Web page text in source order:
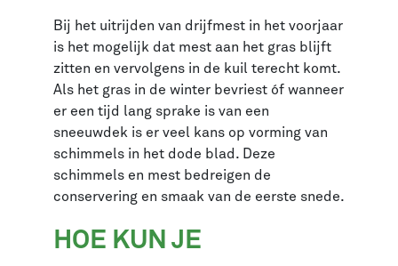
Bij het uitrijden van drijfmest in het voorjaar
is het mogelijk dat mest aan het gras blijft
zitten en vervolgens in de kuil terecht komt.
Als het gras in de winter bevriest óf wanneer
er een tijd lang sprake is van een
sneeuwdek is er veel kans op vorming van
schimmels in het dode blad. Deze
schimmels en mest bedreigen de
conservering en smaak van de eerste snede.
HOE KUN JE